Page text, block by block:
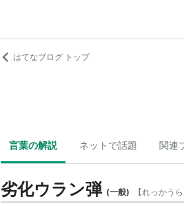
はてなブログ トップ
言葉の解説 ネットで話題 関連
劣化ウラン弾 (一般) 【れっかう